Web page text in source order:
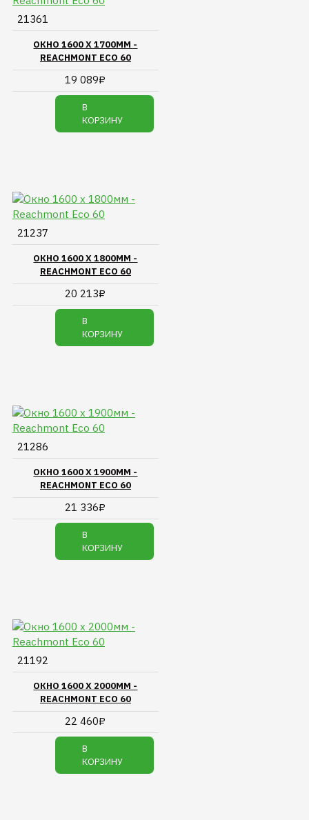
21361
ОКНО 1600 Х 1700ММ -
REACHMONT ECO 60
19 089₽
В
КОРЗИНУ
21237
ОКНО 1600 Х 1800ММ -
REACHMONT ECO 60
20 213₽
В
КОРЗИНУ
21286
ОКНО 1600 Х 1900ММ -
REACHMONT ECO 60
21 336₽
В
КОРЗИНУ
21192
ОКНО 1600 Х 2000ММ -
REACHMONT ECO 60
22 460₽
В
КОРЗИНУ